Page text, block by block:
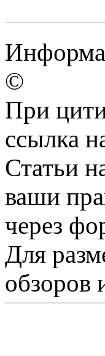
©
При
ссылка
Статьи
ваши
через
Для
обзоров